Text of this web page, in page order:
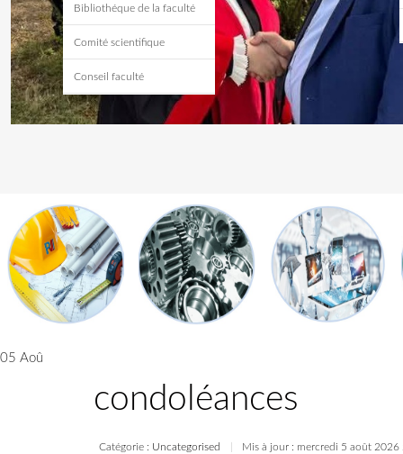
Bibliothéque de la faculté
Comité scientifique
Conseil faculté
05 Aoû
condoléances
Catégorie : Uncategorised Mis à jour : mercredi 5 août